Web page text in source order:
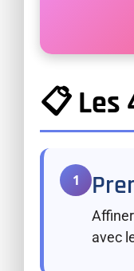
📋 Les
1
avec